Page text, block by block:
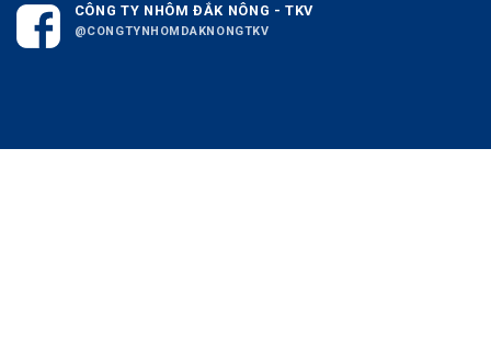
CÔNG TY NHÔM ĐẮK NÔNG - TKV
@CONGTYNHOMDAKNONGTKV